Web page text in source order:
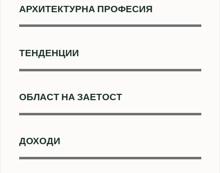
АРХИТЕКТУРНА ПРОФЕСИЯ
ТЕНДЕНЦИИ
ОБЛАСТ НА ЗАЕТОСТ
ДОХОДИ